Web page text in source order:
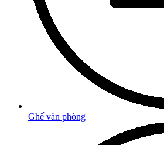
Ghế văn phòng